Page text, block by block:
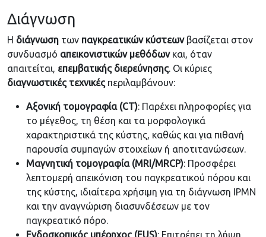
Διάγνωση
Η διάγνωση των παγκρεατικών κύστεωνβασίζεται στον
συνδυασμό απεικονιστικών μεθόδωνκαι, όταν
απαιτείται, επεμβατικής διερεύνησης. Οι κύριες
διαγνωστικές τεχνικές περιλαμβάνουν:
Αξονική τομογραφία (CT): Παρέχει πληροφορίες για
το μέγεθος, τη θέση και τα μορφολογικά
χαρακτηριστικά της κύστης, καθώς και για πιθανή
παρουσία συμπαγών στοιχείων ή αποτιτανώσεων.
Μαγνητική τομογραφία (MRI/MRCP): Προσφέρει
λεπτομερή απεικόνιση του παγκρεατικού πόρου και
της κύστης, ιδιαίτερα χρήσιμη για τη διάγνωση IPMN
και την αναγνώριση διασυνδέσεων με τον
παγκρεατικό πόρο.
Ενδοσκοπικός υπέρηχος (EUS): Επιτρέπει τη λήψη